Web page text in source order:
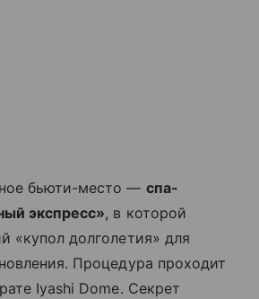
бьюти-место — спа-
экспресс», в которой
«купол долголетия» для
Процедура проходит
Iyashi Dome. Секрет